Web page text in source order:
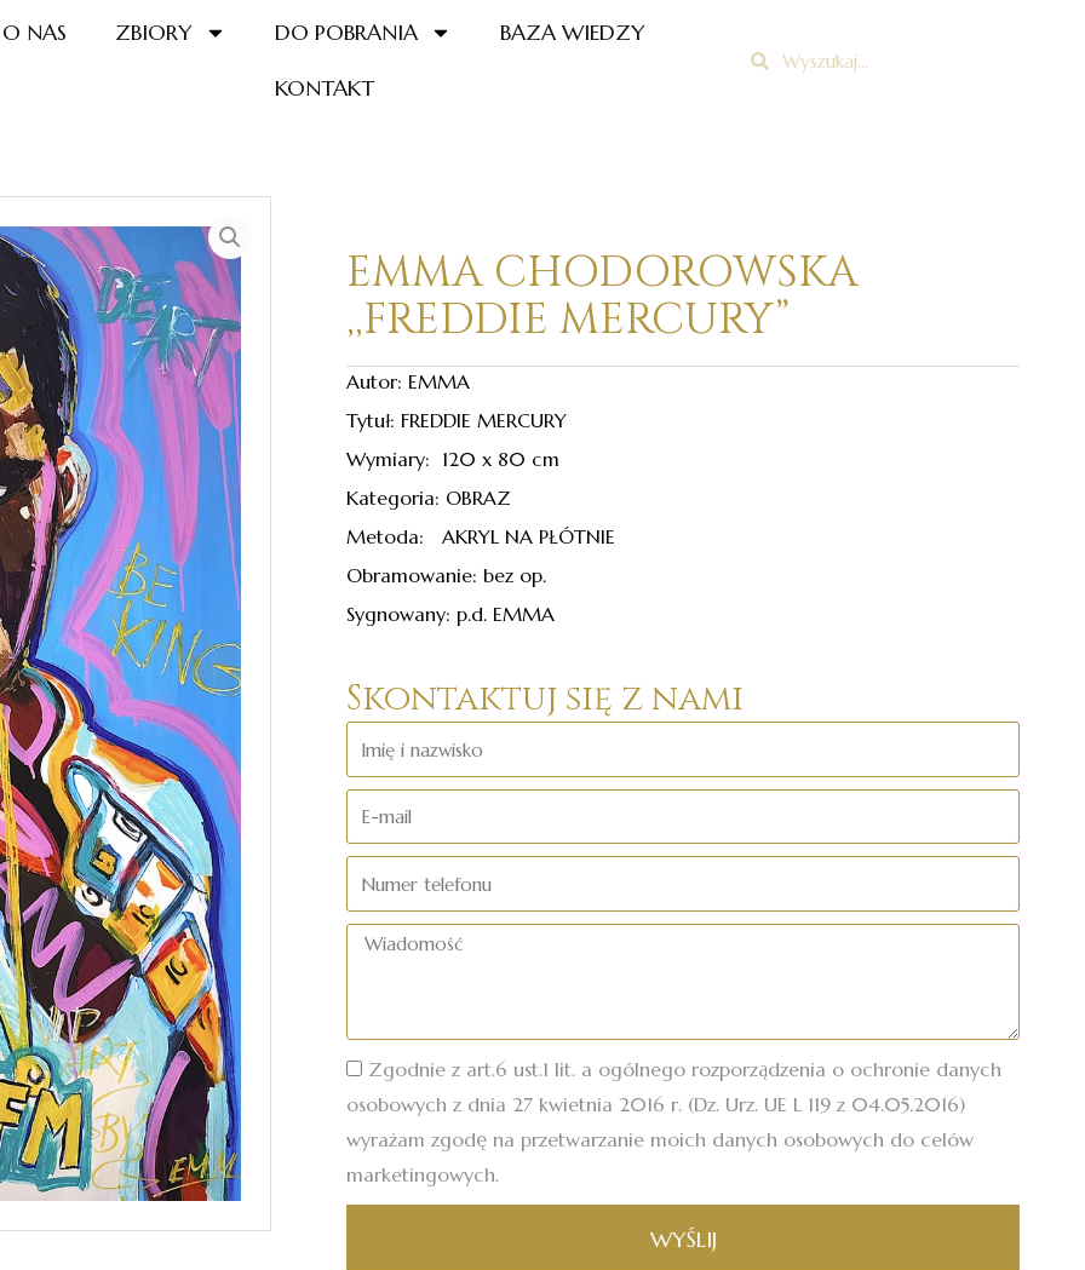
O NAS ZBIORY DO POBRANIA
BAZA WIEDZY
KONTAKT
SzukajSzukaj
EMMA CHODOROWSKA
,,FREDDIE MERCURY”
Autor: EMMA
Tytuł: FREDDIE MERCURY
Wymiary: 120 x 80 cm
Kategoria: OBRAZ
Metoda: AKRYL NA PŁÓTNIE
Obramowanie: bez op.
Sygnowany: p.d. EMMA
Skontaktuj się z nami
Imię
i
nazwisko
E-
mail
Numer
telefonu
Wiadomość
Zgodnie z art.6 ust.1 lit. a ogólnego rozporządzenia o ochronie danych
osobowych z dnia 27 kwietnia 2016 r. (Dz. Urz. UE L 119 z 04.05.2016)
wyrażam zgodę na przetwarzanie moich danych osobowych do celów
marketingowych.
WYŚLIJ